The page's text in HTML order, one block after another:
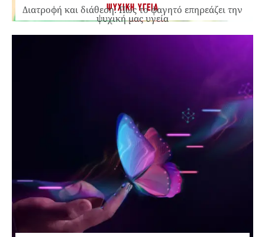
ΨΥΧΙΚΗ ΥΓΕΙΑ
Διατροφή και διάθεση: Πώς το φαγητό επηρεάζει την
ψυχική μας υγεία